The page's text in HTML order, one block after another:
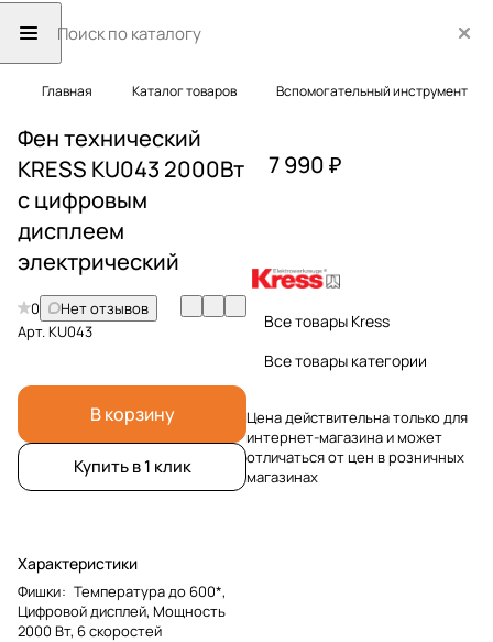
Главная Каталог товаров Вспомогательный инструмент
Фен технический
KRESS KU043 2000Вт
с цифровым
дисплеем
электрический
0
Нет отзывов
Арт.KU043
В корзину
Купить в 1 клик
Характеристики
Фишки: Температура до 600*,
Цифровой дисплей, Мощность
2000 Вт, 6 скоростей
7 990 ₽
Все товары Kress
Все товары категории
Цена действительна только для
интернет-магазина и может
отличаться от цен в розничных
магазинах